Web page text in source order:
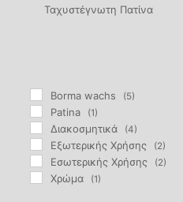
Ταχυστέγνωτη Πατίνα
Borma wachs (5)
Patina (1)
Διακοσμητικά (4)
Εξωτερικής Χρήσης (2)
Εσωτερικής Χρήσης (2)
Χρώμα (1)